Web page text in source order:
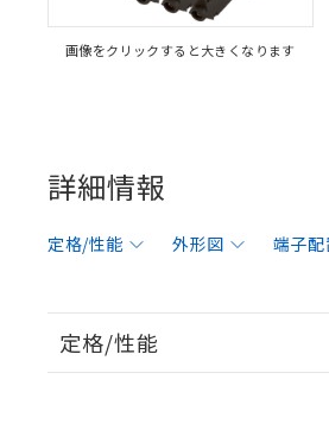
画像をクリックすると大きくなります
詳細情報
定格/性能 外形図 端子
定格/性能